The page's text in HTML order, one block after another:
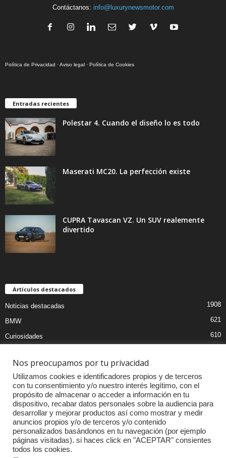
Contáctanos: info@luxurynewsmotor.com
Política de Privacidad ·Aviso legal · Política de Cookies
Entradas recientes
Polestar 4. Cuando el diseño lo es todo
Maserati MC20. La perfección existe
CUPRA Tavascan VZ. Un SUV realemente
divertido
Artículos destacados
Noticias destacadas 1908
BMW 621
Curiosidades 610
Audi
MOTOS
Competiciones
Mercedes
Porsche 232
Nos preocupamos por tu privacidad
Utilizamos cookies e identificadores propios y de terceros
con tu consentimiento y/o nuestro interés legítimo, con el
propósito de almacenar o acceder a información en tu
dispositivo, recabar datos personales sobre la audiencia para
desarrollar y mejorar productos así como mostrar y medir
anuncios propios y/o de terceros y/o contenido
personalizados basándonos en tu navegación (por ejemplo
páginas visitadas). si haces click en "ACEPTAR" consientes
todos los cookies.